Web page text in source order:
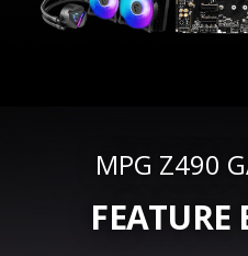
MPG Z490
FEATURE